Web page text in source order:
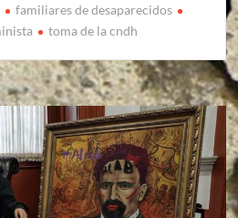
familiares de desaparecidos
toma de la cndh